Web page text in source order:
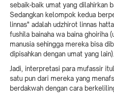
sebaik-baik umat yang dilahirkan
Sedangkan kelompok kedua
linnas" adalah udzhirot linnas
fushila bainaha wa baina ghoiriha
manusia sehingga mereka bisa
dipisahkan dengan umat yang lain).
Jadi, interpretasi para mufassir
satu pun dari mereka yang
berdakwah dengan cara